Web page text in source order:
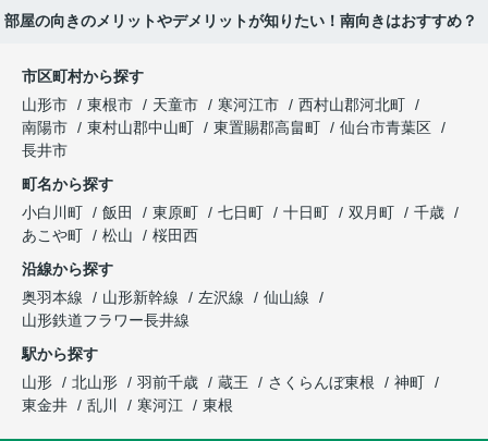
部屋の向きのメリットやデメリットが知りたい！南向きはおすすめ？
市区町村から探す
山形市
東根市 天童市 寒河江市
西村山郡河北町
南陽市
東村山郡中山町 東置賜郡高畠町
仙台市青葉区
長井市
町名から探す
小白川町
飯田 東原町 七日町 十日町 双月町
千歳
あこや町
松山
桜田西
沿線から探す
奥羽本線
山形新幹線 左沢線
仙山線
山形鉄道フラワー長井線
駅から探す
山形
北山形 羽前千歳 蔵王 さくらんぼ東根
神町
東金井
乱川 寒河江 東根